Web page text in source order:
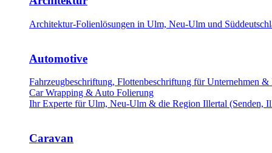
Architektur-Folienlösungen in Ulm, Neu-Ulm und
Automotive
Fahrzeugbeschriftung, Flottenbeschriftung für Unternehmen &
Car Wrapping & Auto Folierung
Ihr Experte für Ulm, Neu-Ulm & die Region Illertal (Senden,
Caravan